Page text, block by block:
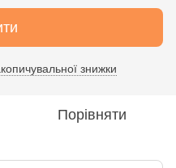
знижки
Порівняти